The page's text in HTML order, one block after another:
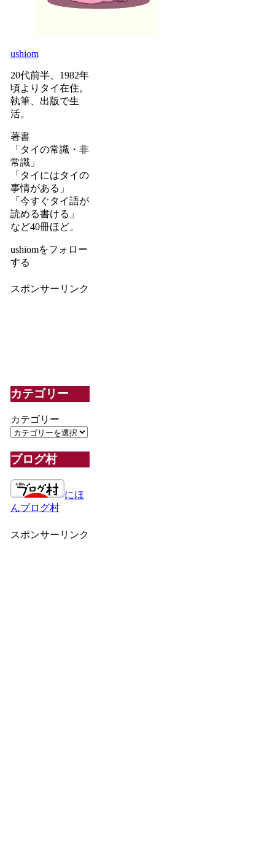
ushiom
20代前半、1982年
頃よりタイ在住。
執筆、出版で生
活。
著書
「タイの常識・非
常識」
「タイにはタイの
事情がある」
「今すぐタイ語が
読める書ける」
など40冊ほど。
ushiomをフォロー
する
スポンサーリンク
カテゴリー
カテゴリー
ブログ村
にほ
んブログ村
スポンサーリンク